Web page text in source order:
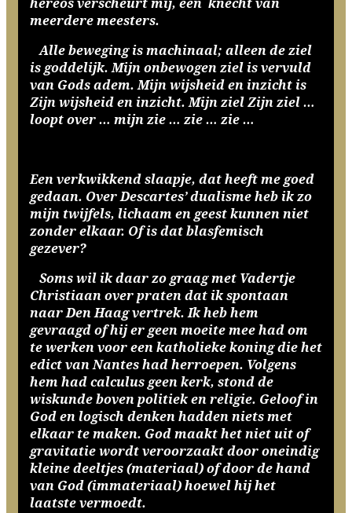
hereos verscheurt mij, een knecht van
meerdere meesters.
Alle beweging is machinaal; alleen de ziel
is goddelijk. Mijn onbewogen ziel is vervuld
van Gods adem. Mijn wijsheid en inzicht is
Zijn wijsheid en inzicht. Mijn ziel Zijn ziel …
loopt over … mijn zie … zie … zie …
Een verkwikkend slaapje, dat heeft me goed
gedaan. Over Descartes’ dualisme heb ik zo
mijn twijfels, lichaam en geest kunnen niet
zonder elkaar. Of is dat blasfemisch
gezever?
Soms wil ik daar zo graag met Vadertje
Christiaan over praten dat ik spontaan
naar Den Haag vertrek. Ik heb hem
gevraagd of hij er geen moeite mee had om
te werken voor een katholieke koning die het
edict van Nantes had herroepen. Volgens
hem had calculus geen kerk, stond de
wiskunde boven politiek en religie. Geloof in
God en logisch denken hadden niets met
elkaar te maken. God maakt het niet uit of
gravitatie wordt veroorzaakt door oneindig
kleine deeltjes (materiaal) of door de hand
van God (immateriaal) hoewel hij het
laatste vermoedt.